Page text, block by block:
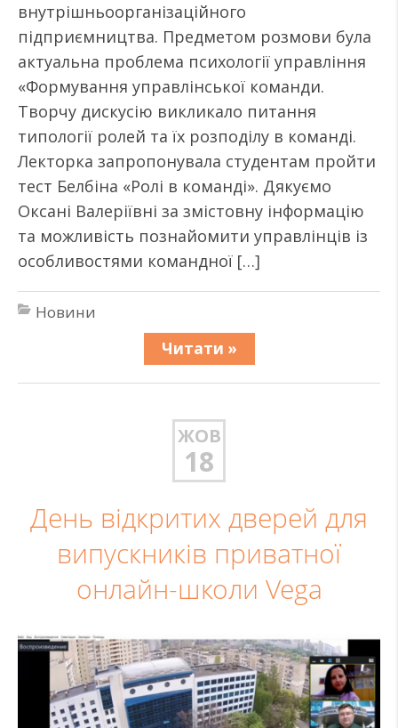
внутрішньоорганізаційного
підприємництва. Предметом розмови була
актуальна проблема психології управління
«Формування управлінської команди.
Творчу дискусію викликало питання
типології ролей та їх розподілу в команді.
Лекторка запропонувала студентам пройти
тест Белбіна «Ролі в команді». Дякуємо
Оксані Валеріївні за змістовну інформацію
та можливість познайомити управлінців із
особливостями командної […]
Новини
Читати »
ЖОВ
18
День відкритих дверей для
випускників приватної
онлайн-школи Vega